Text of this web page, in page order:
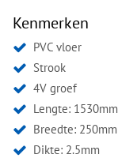
Kenmerken
PVC vloer
Strook
4V groef
Lengte: 1530mm
Breedte: 250mm
Dikte: 2.5mm